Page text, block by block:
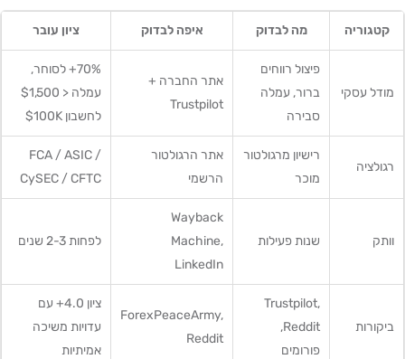
קטגוריה מה לבדוק איפה לבדוק ציון עובר
מודל עסקי
פיצול רווחים
ברור, עמלה
סבירה
אתר החברה +
Trustpilot
70%+ לסוחר,
עמלה < $1,500
לחשבון $100K
רגולציה
רישיון מרגולטור
מוכר
אתר הרגולטור
הרשמי
FCA / ASIC /
CySEC / CFTC
וותק שנות פעילות
Wayback
Machine,
LinkedIn
לפחות 2-3 שנים
ביקורות
Trustpilot,
Reddit,
פורומים
ForexPeaceArmy,
Reddit
ציון 4.0+ עם
עדויות משיכה
אמיתיות